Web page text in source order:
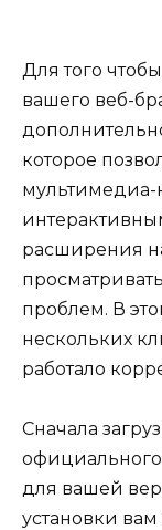
Для того
вашего веб-
которое
мультимедиа-
расширения
проблем. В
нескольких
работало
Сначала
официального
для вашей
установки